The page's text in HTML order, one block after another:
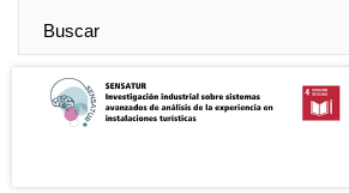
Buscar